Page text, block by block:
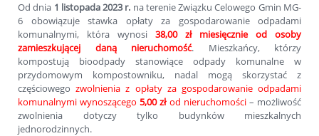
Od dnia 1 listopada 2023 r. na terenie Związku Celowego Gmin MG-
6 obowiązuje stawka opłaty za gospodarowanie odpadami
komunalnymi, która wynosi 38,00 zł miesięcznie od osoby
zamieszkującej daną nieruchomość. Mieszkańcy, którzy
kompostują bioodpady stanowiące odpady komunalne w
przydomowym kompostowniku, nadal mogą skorzystać z
częściowegozwolnienia z opłaty za gospodarowanie odpadami
komunalnymi wynoszącego5,00 złod nieruchomości – możliwość
zwolnienia dotyczy tylko budynków mieszkalnych
jednorodzinnych.